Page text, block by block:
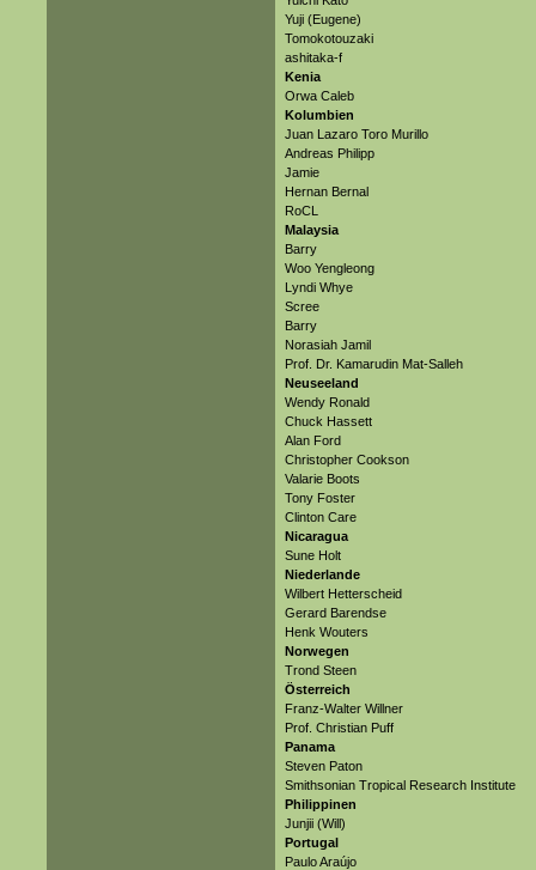
Yuji (Eugene)
Tomokotouzaki
ashitaka-f
Kenia
Orwa Caleb
Kolumbien
Juan Lazaro Toro Murillo
Andreas Philipp
Jamie
Hernan Bernal
RoCL
Malaysia
Barry
Woo Yengleong
Lyndi Whye
Scree
Barry
Norasiah Jamil
Prof. Dr. Kamarudin Mat-Salleh
Neuseeland
Wendy Ronald
Chuck Hassett
Alan Ford
Christopher Cookson
Valarie Boots
Tony Foster
Clinton Care
Nicaragua
Sune Holt
Niederlande
Wilbert Hetterscheid
Gerard Barendse
Henk Wouters
Norwegen
Trond Steen
Österreich
Franz-Walter Willner
Prof. Christian Puff
Panama
Steven Paton
Smithsonian Tropical Research Institute
Philippinen
Junjii (Will)
Portugal
Paulo Araújo